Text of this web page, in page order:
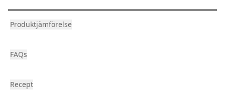
Produktjämförelse
FAQs
Recept